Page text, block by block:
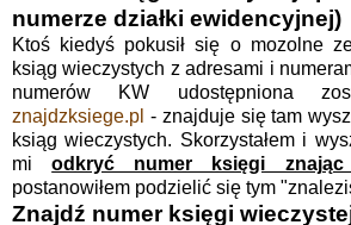
numerze działki ewidencyjnej)
Ktoś kiedyś pokusił się o mozolne
ksiąg wieczystych z adresami i
numerów KW udostępniona
znajdzksiege.pl - znajduje się tam
ksiąg wieczystych. Skorzystałem i
miodkryć numer księgi znając
postanowiłem podzielić się tym
Znajdź numer księgi